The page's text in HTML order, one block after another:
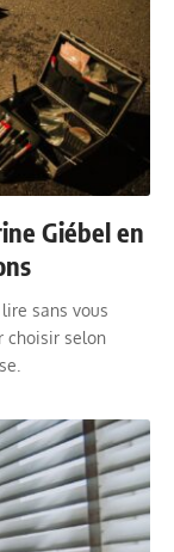
Giébel en
sans vous
choisir selon